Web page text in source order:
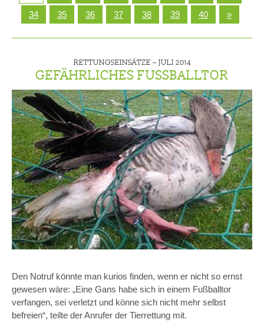
34
35 36 37 38 39 40 »
RETTUNGSEINSÄTZE – JULI 2014
GEFÄHRLICHES FUSSBALLTOR
Den Notruf könnte man kurios finden, wenn er nicht so ernst
gewesen wäre: „Eine Gans habe sich in einem Fußballtor
verfangen, sei verletzt und könne sich nicht mehr selbst
befreien“, teilte der Anrufer der Tierrettung mit.